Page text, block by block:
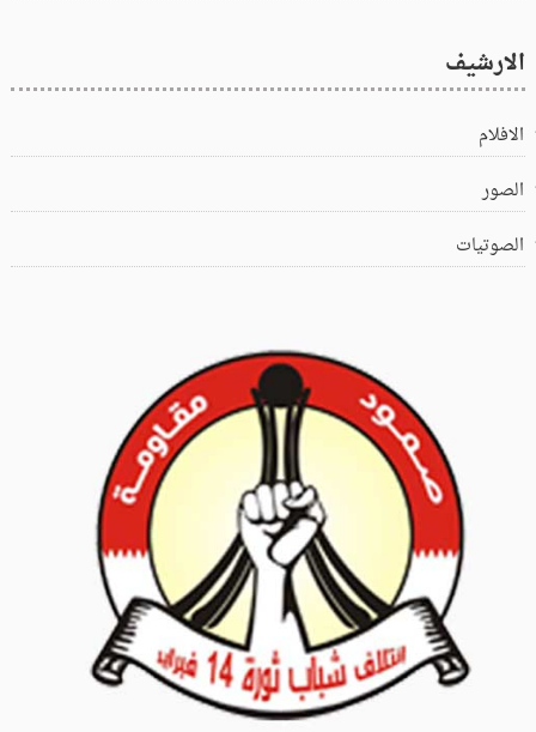
الارشيف
الافلام
الصور
الصوتيات